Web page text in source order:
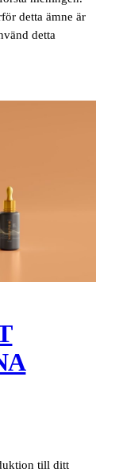
detta ämne är
detta
till ditt